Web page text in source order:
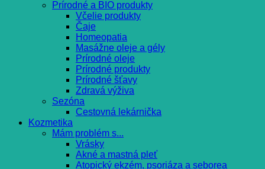
Prírodné a BIO produkty
Včelie produkty
Čaje
Homeopatia
Masážne oleje a gély
Prírodné oleje
Prírodné produkty
Prírodné šťavy
Zdravá výživa
Sezóna
Cestovná lekárnička
Kozmetika
Mám problém s...
Vrásky
Akné a mastná pleť
Atopický ekzém, psoriáza a seborea